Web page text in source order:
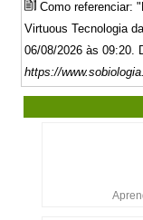
Como referenciar:
Virtuous Tecnologia
06/08/2026 às 09:20.
https://